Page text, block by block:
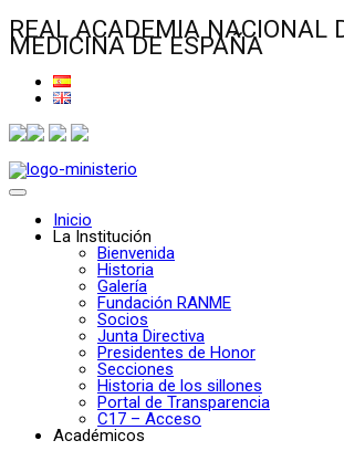
REAL ACADEMIA NACIONAL
MEDICINA DE ESPAÑA
Inicio
La Institución
Bienvenida
Historia
Galería
Fundación RANME
Socios
Junta Directiva
Presidentes de Honor
Secciones
Historia de los sillones
Portal de Transparencia
C17 – Acceso
Académicos